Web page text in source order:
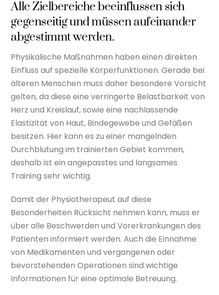
Alle Zielbereiche beeinflussen sich
gegenseitig und müssen aufeinander
abgestimmt werden.
Physikalische Maßnahmen haben einen direkten
Einfluss auf spezielle Körperfunktionen. Gerade bei
älteren Menschen muss daher besondere Vorsicht
gelten, da diese eine verringerte Belastbarkeit von
Herz und Kreislauf, sowie eine nachlassende
Elastizität von Haut, Bindegewebe und Gefäßen
besitzen. Hier kann es zu einer mangelnden
Durchblutung im trainierten Gebiet kommen,
deshalb ist ein angepasstes und langsames
Training sehr wichtig.
Damit der Physiotherapeut auf diese
Besonderheiten Rücksicht nehmen kann, muss er
über alle Beschwerden und Vorerkrankungen des
Patienten informiert werden. Auch die Einnahme
von Medikamenten und vergangenen oder
bevorstehenden Operationen sind wichtige
Informationen für eine optimale Betreuung.